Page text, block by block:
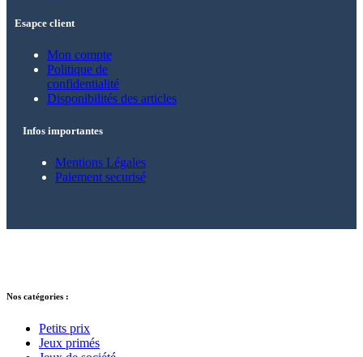
Esapce client
Mon compte
Politique de
confidentialité
Disponibilités des articles
Infos importantes
Mentions Légales
Paiement securisé
Nos catégories :
Petits prix
Jeux primés